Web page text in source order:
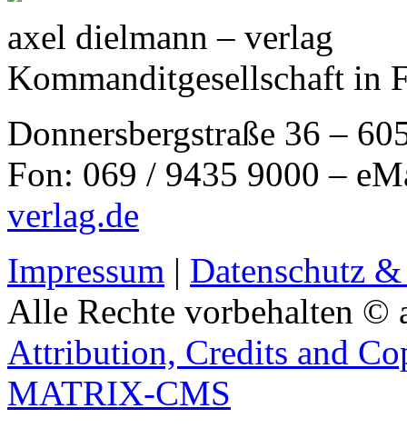
axel dielmann – verlag
Kommanditgesellschaft in
Donnersbergstraße 36 –
Fon: 069 / 9435 9000 –
verlag.de
Impressum | Datenschutz
Alle Rechte vorbehalten ©
Attribution, Credits and
MATRIX-CMS